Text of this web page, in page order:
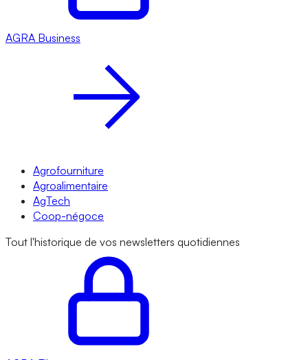
AGRA Business
Agrofourniture
Agroalimentaire
AgTech
Coop-négoce
Tout l'historique de vos newsletters quotidiennes